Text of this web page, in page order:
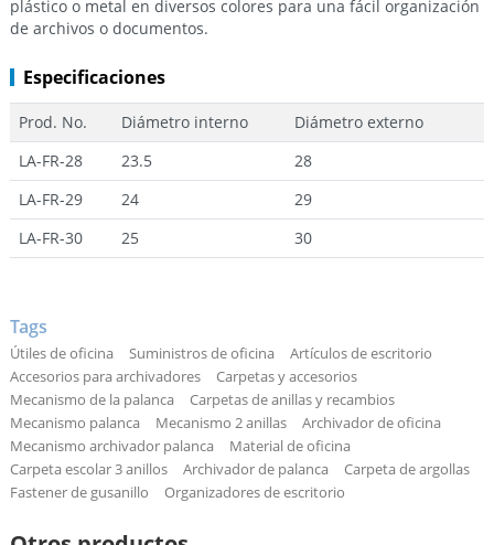
plástico o metal en diversos colores para una fácil organización
de archivos o documentos.
Especificaciones
Prod. No. Diámetro interno
Diámetro externo
LA-FR-28
23.5
28
LA-FR-29
24
29
LA-FR-30
25 30
Tags
Útiles de oficina Suministros de oficina
Artículos de escritorio
Accesorios para archivadores
Carpetas y accesorios
Mecanismo de la palanca
Carpetas de anillas y recambios
Mecanismo palanca
Mecanismo 2 anillas
Archivador de oficina
Mecanismo archivador palanca
Material de oficina
Carpeta escolar 3 anillos
Archivador de palanca
Carpeta de argollas
Fastener de gusanillo
Organizadores de escritorio